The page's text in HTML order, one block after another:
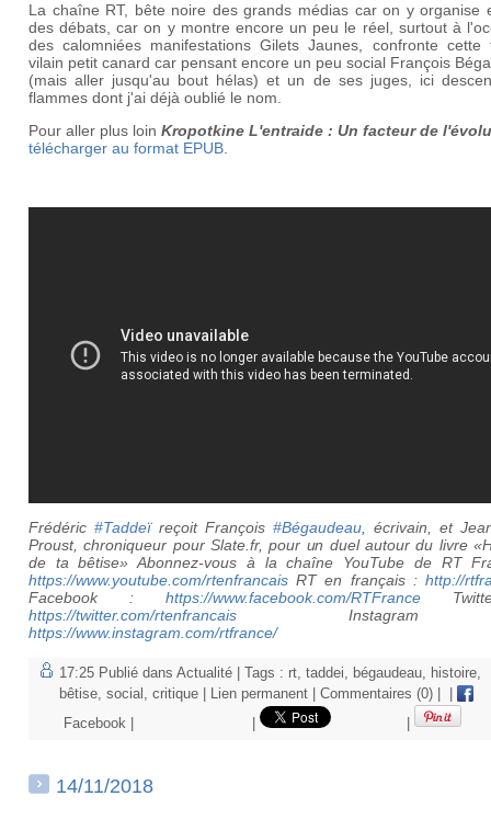
La chaîne RT, bête noire des grands médias car on y organise
des débats, car on y montre encore un peu le réel, surtout à
des calomniées manifestations Gilets Jaunes, confronte cette
vilain petit canard car pensant encore un peu social François
(mais aller jusqu'au bout hélas) et un de ses juges, ici
flammes dont j'ai déjà oublié le nom.
Pour aller plus loin Kropotkine L'entraide : Un facteur de
télécharger au format EPUB
Frédéric #Taddeïreçoit François #Bégaudeau , écrivain, et
Proust, chroniqueur pour Slate.fr, pour un duel autour du livre
de ta bêtise» Abonnez-vous à la chaîne YouTube de RT
https://www.youtube.com/rtenfrancais RT en français : http://
Facebook : https://www.facebook.com/RTFrance
https://twitter.com/rtenfrancais
https://www.instagram.com/rtfrance/
17:25 Publié dans Actualité | Tags : rt, taddei, bégaudeau, histoire,
bêtise, social , critique Lien permanent Commentaires (0)
Facebook
14/11/2018